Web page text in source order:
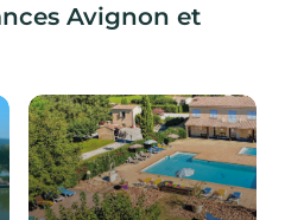
Avignon et